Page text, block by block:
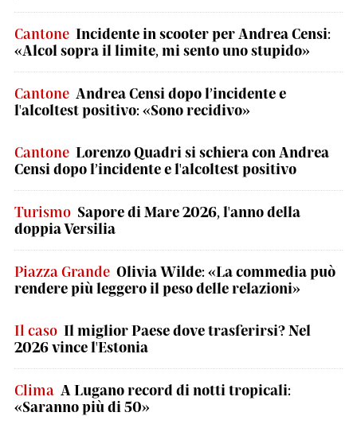
Cantone Incidente in scooter per Andrea Censi:
«Alcol sopra il limite, mi sento uno stupido»
Cantone Andrea Censi dopo l’incidente e
l'alcoltest positivo: «Sono recidivo»
Cantone Lorenzo Quadri si schiera con Andrea
Censi dopo l’incidente e l'alcoltest positivo
Turismo Sapore di Mare 2026, l'anno della
doppia Versilia
Piazza Grande Olivia Wilde: «La commedia può
rendere più leggero il peso delle relazioni»
Il caso Il miglior Paese dove trasferirsi? Nel
2026 vince l'Estonia
Clima A Lugano record di notti tropicali:
«Saranno più di 50»